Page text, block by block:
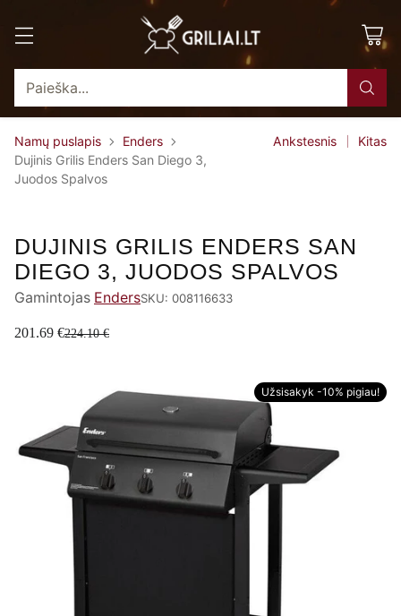
Paieška...
Namų puslapis
Enders
Dujinis Grilis Enders San Diego 3,
Juodos Spalvos
Ankstesnis Kitas
DUJINIS GRILIS ENDERS SAN
DIEGO 3, JUODOS SPALVOS
Gamintojas EndersSKU: 008116633
201.69 €224.10 €
Užsisakyk -10% pigiau!